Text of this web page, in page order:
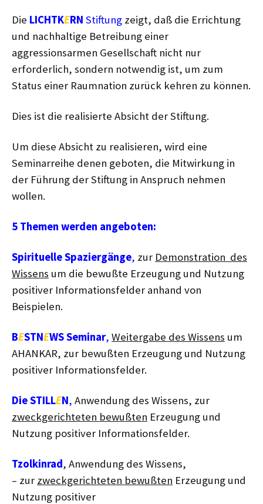
Die LICHTKERN Stiftung zeigt, daß die Errichtung
und nachhaltige Betreibung einer
aggressionsarmen Gesellschaft nicht nur
erforderlich, sondern notwendig ist, um zum
Status einer Raumnation zurück kehren zu können.
Dies ist die realisierte Absicht der Stiftung.
Um diese Absicht zu realisieren, wird eine
Seminarreihe denen geboten, die Mitwirkung in
der Führung der Stiftung in Anspruch nehmen
wollen.
5 Themen werden angeboten:
Spirituelle Spaziergänge, zur Demonstration des
Wissens um die bewußte Erzeugung und Nutzung
positiver Informationsfelder anhand von
Beispielen.
BESTNEWS Seminar, Weitergabe des Wissens um
AHANKAR, zur bewußten Erzeugung und Nutzung
positiver Informationsfelder.
Die STILLEN, Anwendung des Wissens, zur
zweckgerichteten bewußten Erzeugung und
Nutzung positiver Informationsfelder.
Tzolkinrad, Anwendung des Wissens,
– zur zweckgerichteten bewußten Erzeugung und
Nutzung positiver